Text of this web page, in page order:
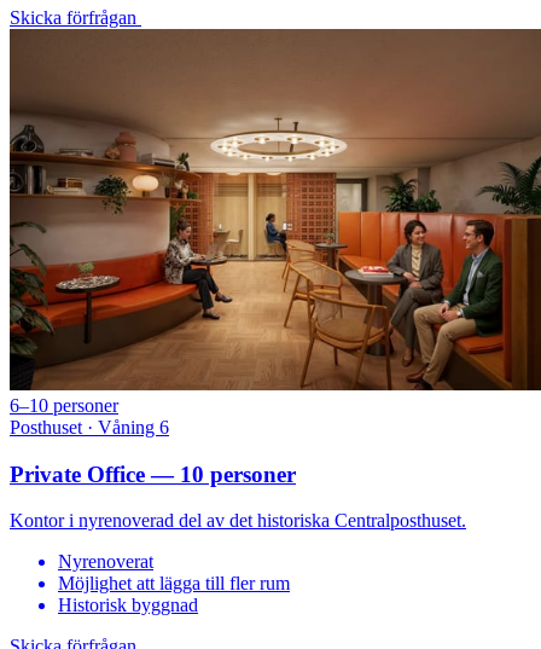
Skicka förfrågan
6–10 personer
Posthuset · Våning 6
Private Office — 10 personer
Kontor i nyrenoverad del av det historiska Centralposthuset.
Nyrenoverat
Möjlighet att lägga till fler rum
Historisk byggnad